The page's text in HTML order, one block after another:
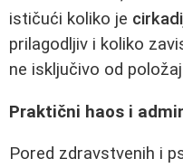
ističući koliko je
prilagodljiv i koliko
ne isključivo od
Praktični haos i
Pored zdravstvenih i